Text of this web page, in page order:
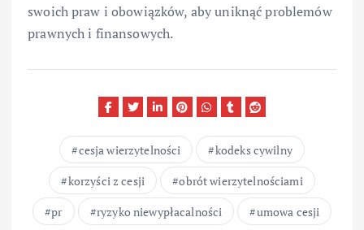
swoich praw i obowiązków, aby uniknąć problemów
prawnych i finansowych.
cesja wierzytelności
kodeks cywilny
korzyści z cesji
obrót wierzytelnościami
pr
ryzyko niewypłacalności umowa cesji